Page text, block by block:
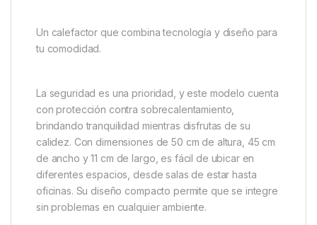
Un calefactor que combina tecnología y diseño para
tu comodidad.
La seguridad es una prioridad, y este modelo cuenta
con protección contra sobrecalentamiento,
brindando tranquilidad mientras disfrutas de su
calidez. Con dimensiones de 50 cm de altura, 45 cm
de ancho y 11 cm de largo, es fácil de ubicar en
diferentes espacios, desde salas de estar hasta
oficinas. Su diseño compacto permite que se integre
sin problemas en cualquier ambiente.